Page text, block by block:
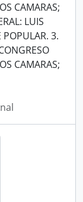
CAMARAS;
LUIS
POPULAR. 3.
CAMARAS;